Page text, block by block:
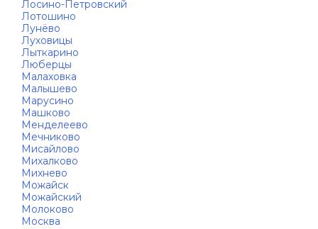
Лосино-Петровский
Лотошино
Лунёво
Луховицы
Лыткарино
Люберцы
Малаховка
Малышево
Марусино
Машково
Менделеево
Мечниково
Мисайлово
Михалково
Михнево
Можайск
Можайский
Молоково
Москва